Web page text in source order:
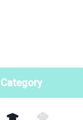
Category